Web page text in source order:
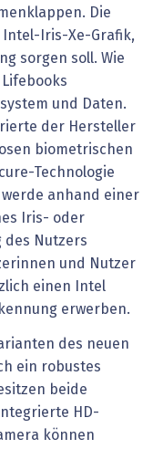
Die
Iris-Xe-Grafik,
sorgen soll. Wie
und Daten.
der Hersteller
biometrischen
Technologie
anhand einer
Iris- oder
des Nutzers
und Nutzer
einen Intel
erwerben.
des neuen
ein robustes
beide
HD-
können